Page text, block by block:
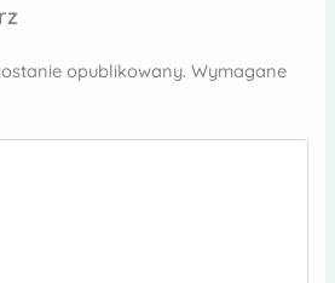
opublikowany. Wymagane